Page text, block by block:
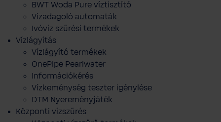
BWT Woda Pure víztisztító
Vízadagoló automaták
Ivóvíz szűrési termékek
Vízlágyítás
Vízlágyító termékek
OnePipe Pearlwater
Információkérés
Vízkeménység teszter igénylése
DTM Nyereményjáték
Központi vízszűrés